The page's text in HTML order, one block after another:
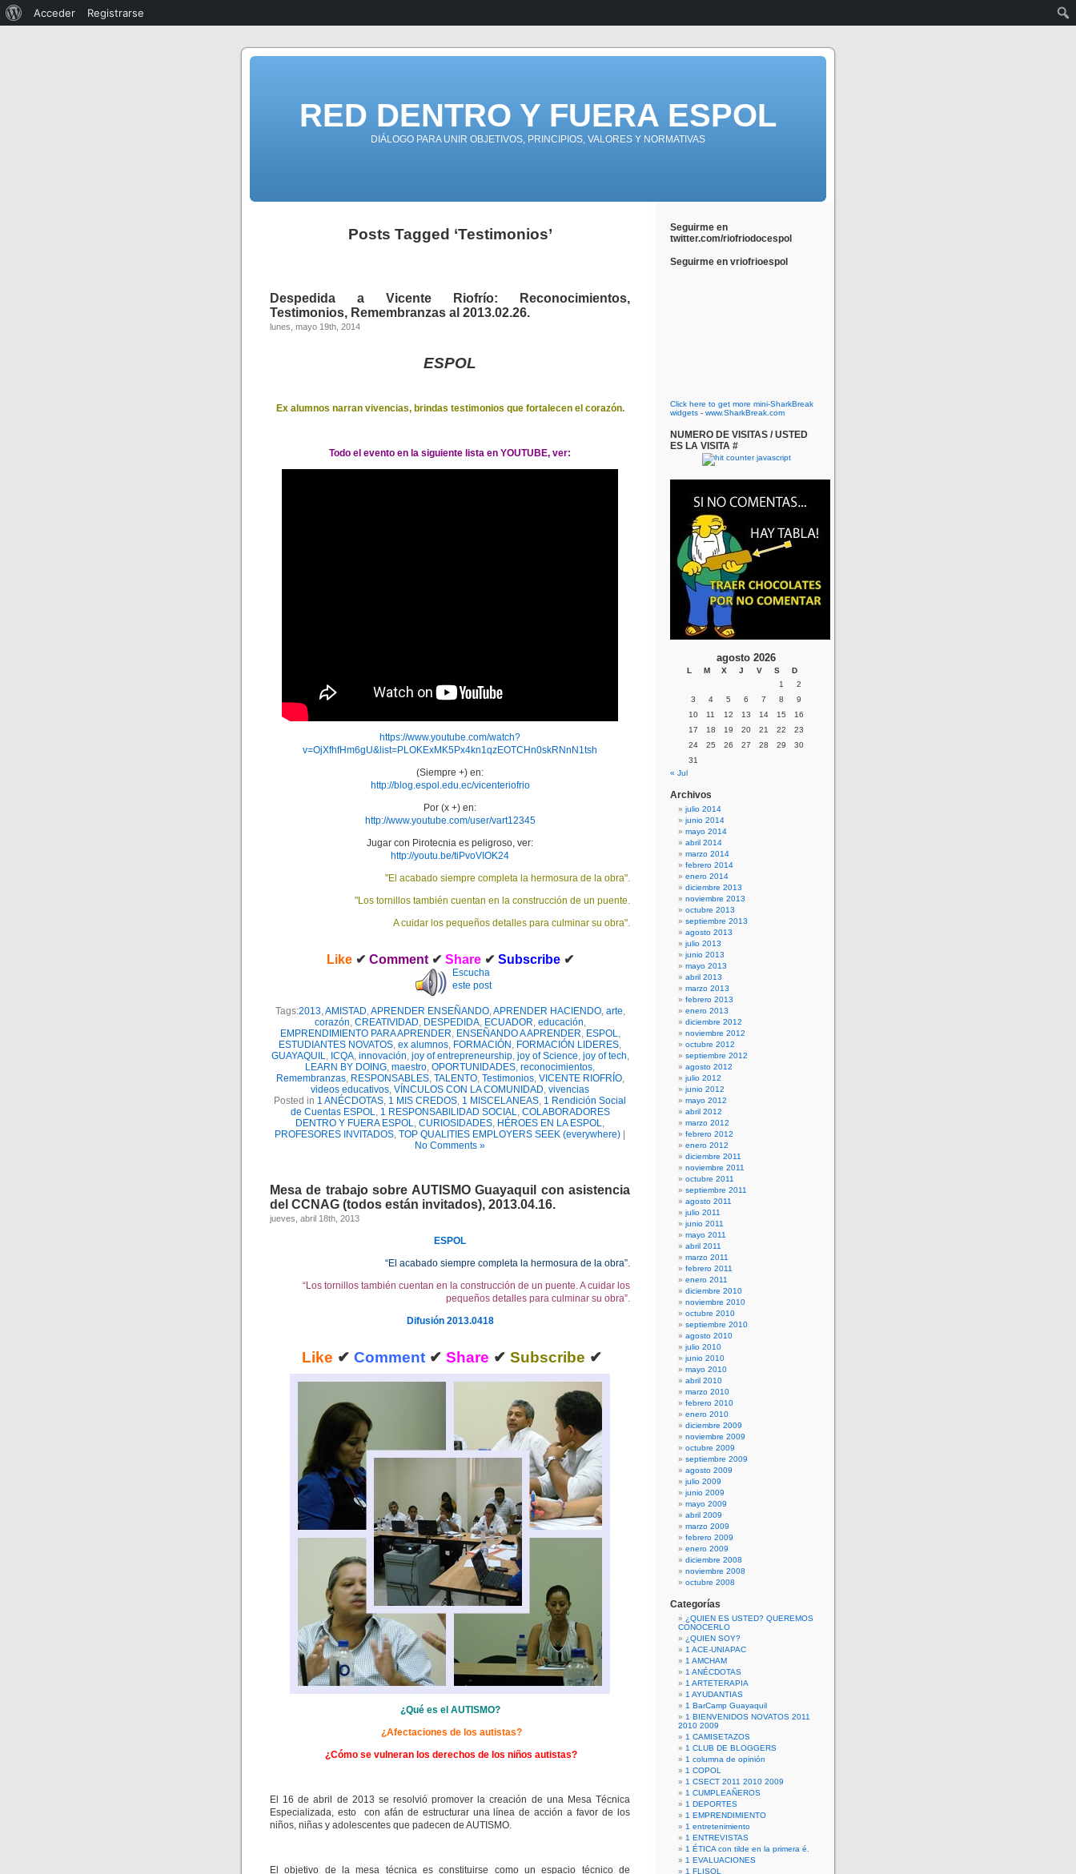
RED DENTRO Y FUERA ESPOL
DIÁLOGO PARA UNIR OBJETIVOS, PRINCIPIOS, VALORES Y NORMATIVAS
Posts Tagged ‘Testimonios’
Despedida a Vicente Riofrío: Reconocimientos,
Testimonios, Remembranzas al 2013.02.26.
lunes, mayo 19th, 2014
ESPOL
Ex alumnos narran vivencias, brindas testimonios que fortalecen el corazón.
Todo el evento en la siguiente lista en YOUTUBE, ver:
https://www.youtube.com/watch?
v=OjXfhfHm6gU&list=PLOKExMK5Px4kn1qzEOTCHn0skRNnN1tsh
(Siempre +) en:
http://blog.espol.edu.ec/vicenteriofrio
Por (x +) en:
http://www.youtube.com/user/vart12345
Jugar con Pirotecnia es peligroso, ver:
http://youtu.be/tiPvoVIOK24
"El acabado siempre completa la hermosura de la obra".
"Los tornillos también cuentan en la construcción de un puente.
A cuidar los pequeños detalles para culminar su obra".
Like ✔ Comment✔ Share✔ Subscribe✔
Escucha
este post
Tags:2013,AMISTAD,APRENDER ENSEÑANDO,APRENDER HACIENDO, arte,
corazón, CREATIVIDAD, DESPEDIDA, ECUADOR, educación,
EMPRENDIMIENTO PARA APRENDER, ENSEÑANDO A APRENDER, ESPOL,
ESTUDIANTES NOVATOS, ex alumnos, FORMACIÓN , FORMACIÓN LIDERES,
GUAYAQUIL, ICQA, innovación, joy of entrepreneurship, joy of Science, joy of tech,
LEARN BY DOING, maestro, OPORTUNIDADES, reconocimientos,
Remembranzas, RESPONSABLES, TALENTO, Testimonios, VICENTE RIOFRÍO,
videos educativos, VÍNCULOS CON LA COMUNIDAD, vivencias
Posted in 1 ANÉCDOTAS, 1 MIS CREDOS, 1 MISCELANEAS, 1 Rendición Social
de Cuentas ESPOL, 1 RESPONSABILIDAD SOCIAL, COLABORADORES
DENTRO Y FUERA ESPOL, CURIOSIDADES, HÉROES EN LA ESPOL,
PROFESORES INVITADOS, TOP QUALITIES EMPLOYERS SEEK (everywhere)
No Comments »
Mesa de trabajo sobre AUTISMO Guayaquil con asistencia
del CCNAG (todos están invitados), 2013.04.16.
jueves, abril 18th, 2013
ESPOL
“El acabado siempre completa la hermosura de la obra”.
“Los tornillos también cuentan en la construcción de un puente. A cuidar los
pequeños detalles para culminar su obra”.
Difusión 2013.0418
Like ✔ Comment ✔ Share ✔ Subscribe ✔
¿Qué es el AUTISMO?
¿Afectaciones de los autistas?
¿Cómo se vulneran los derechos de los niños autistas?
El 16 de abril de 2013 se resolvió promover la creación de una Mesa Técnica
Especializada, esto con afán de estructurar una línea de acción a favor de los
niños, niñas y adolescentes que padecen de AUTISMO.
El objetivo de la mesa técnica es constituirse como un espacio técnico de
Seguirme en
twitter.com/riofriodocespol
Seguirme en vriofrioespol
Click here to get more mini-SharkBreak
widgets - www.SharkBreak.com
NUMERO DE VISITAS / USTED
ES LA VISITA #
agosto 2026
L M X J V S
D
1
2
3
4 5 6 7 8
9
10
11 12 13 14 15
16
17
18 19 20 21 22
23
24
25 26 27 28 29
30
31
« Jul
Archivos
julio 2014
junio 2014
mayo 2014
abril 2014
marzo 2014
febrero 2014
enero 2014
diciembre 2013
noviembre 2013
octubre 2013
septiembre 2013
agosto 2013
julio 2013
junio 2013
mayo 2013
abril 2013
marzo 2013
febrero 2013
enero 2013
diciembre 2012
noviembre 2012
octubre 2012
septiembre 2012
agosto 2012
julio 2012
junio 2012
mayo 2012
abril 2012
marzo 2012
febrero 2012
enero 2012
diciembre 2011
noviembre 2011
octubre 2011
septiembre 2011
agosto 2011
julio 2011
junio 2011
mayo 2011
abril 2011
marzo 2011
febrero 2011
enero 2011
diciembre 2010
noviembre 2010
octubre 2010
septiembre 2010
agosto 2010
julio 2010
junio 2010
mayo 2010
abril 2010
marzo 2010
febrero 2010
enero 2010
diciembre 2009
noviembre 2009
octubre 2009
septiembre 2009
agosto 2009
julio 2009
junio 2009
mayo 2009
abril 2009
marzo 2009
febrero 2009
enero 2009
diciembre 2008
noviembre 2008
octubre 2008
Categorías
¿QUIEN ES USTED? QUEREMOS
CONOCERLO
¿QUIEN SOY?
1 ACE-UNIAPAC
1 AMCHAM
1 ANÉCDOTAS
1 ARTETERAPIA
1 AYUDANTIAS
1 BarCamp Guayaquil
1 BIENVENIDOS NOVATOS 2011
2010 2009
1 CAMISETAZOS
1 CLUB DE BLOGGERS
1 columna de opinión
1 COPOL
1 CSECT 2011 2010 2009
1 CUMPLEAÑEROS
1 DEPORTES
1 EMPRENDIMIENTO
1 entretenimiento
1 ENTREVISTAS
1 ÉTICA con tilde en la primera é.
1 EVALUACIONES
1 FLISOL
Acceder Registrarse